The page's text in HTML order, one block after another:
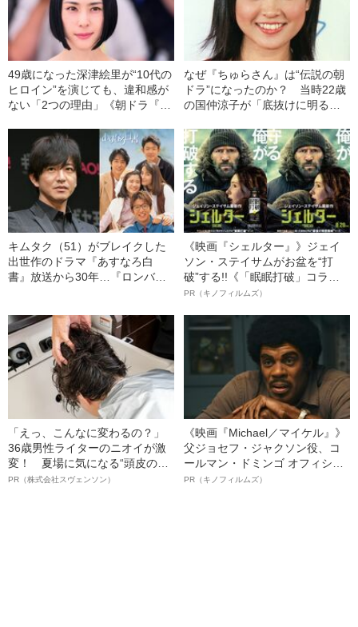
49歳になった深津絵里が“10代の
ヒロイン”を演じても、違和感が
ない「2つの理由」《朝ドラ『カ
なぜ『ちゅらさん』は“伝説の朝
ドラ”になったのか？ 当時22歳
の国仲涼子が「底抜けに明るく
キムタク（51）がブレイクした
出世作のドラマ『あすなろ白
書』放送から30年…『ロンバ
《映画『シェルター』》ジェイ
ソン・ステイサムがお盆を“打
破”する!!《「眠眠打破」コラ
ボ》
PR（キノフィルムズ）
「えっ、こんなに変わるの？」
36歳男性ライターのニオイが激
変！ 夏場に気になる“頭皮のニ
オイ”や“ベタつき”を解消す
PR（株式会社スヴェンソン）
《映画『Michael／マイケル』》
父ジョセフ・ジャクソン役、コ
ールマン・ドミンゴ オフィシャ
ルインタビュー“観客を魅了した
PR（キノフィルムズ）